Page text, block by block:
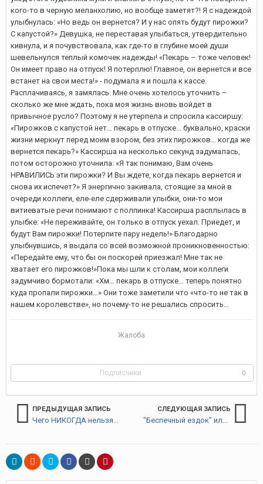
кого-то в черную меланхолию, но вообще заметят?! Я с надеждой
улыбнулась: «Но ведь он вернется? И у нас опять будут пирожки?
С капустой?» Девушка, не переставая улыбаться, утвердительно
кивнула, и я почувствовала, как где-то в глубине моей души
шевельнулся теплый комочек надежды! «Пекарь – тоже человек!
Он имеет право на отпуск! Я потерплю! Главное, он вернется и все
встанет на свои места!» - подумала я и пошла к кассе.
Расплачиваясь, я замялась. Мне очень хотелось уточнить –
сколько же мне ждать, пока моя жизнь вновь войдет в
привычное русло? Поэтому я не утерпела и спросила кассиршу:
«Пирожков с капустой нет… пекарь в отпуске… буквально, краски
жизни меркнут перед моим взором, без этих пирожков… когда же
вернется пекарь?» Кассирша на несколько секунд задумалась,
потом осторожно уточнила: «Я так понимаю, Вам очень
НРАВИЛИСЬ эти пирожки? И Вы ждете, когда пекарь вернется и
снова их испечет?» Я энергично закивала, стоящие за мной в
очереди коллеги, еле-еле сдерживали улыбки, они-то мои
витиеватые речи понимают с полпинка! Кассирша расплылась в
улыбке: «Не переживайте, он только в отпуск уехал. Приедет, и
будут Вам пирожки! Потерпите пару недель!» Благодарно
улыбнувшись, я выдала со всей возможной проникновенностью:
«Передайте ему, что бы он поскорей приезжал! Мне так не
хватает его пирожков!»Пока мы шли к столам, мои коллеги
задумчиво бормотали: «Хм… пекарь в отпуске… теперь понятно
куда пропали пирожки…» Они тоже заметили что «что-то не так в
нашем королевстве», но почему-то не решались спросить…
Жалоба
Подписчики 0
ПРЕДЫДУЩАЯ ЗАПИСЬ СЛЕДУЮЩАЯ ЗАПИСЬ